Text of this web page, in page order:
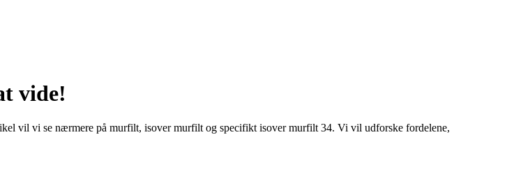
vide!
vil vi se nærmere på murfilt, isover murfilt og specifikt isover murfilt 34. Vi vil udforske fordelene,